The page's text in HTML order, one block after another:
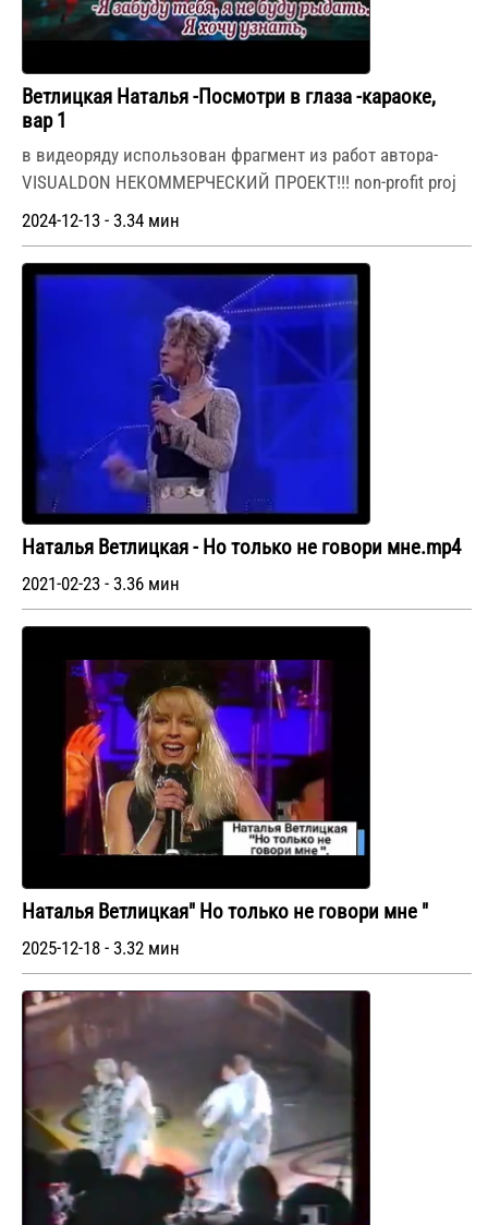
Ветлицкая Наталья -Посмотри в глаза -караоке,
вар 1
в видеоряду использован фрагмент из работ автора-
VISUALDON НЕКОММЕРЧЕСКИЙ ПРОЕКТ!!! non-profit proj
2024-12-13 - 3.34 мин
Наталья Ветлицкая - Но только не говори мне.mp4
2021-02-23 - 3.36 мин
Наталья Ветлицкая" Но только не говори мне "
2025-12-18 - 3.32 мин